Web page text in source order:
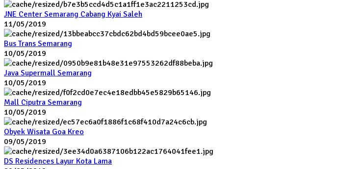
JNE Center Semarang Cabang Kyai Saleh
11/05/2019
Bus Trans Semarang
10/05/2019
Java Supermall Semarang
10/05/2019
Mall Ciputra Semarang
10/05/2019
Obyek Wisata Goa Kreo
09/05/2019
DS Residences Layur Kota Lama